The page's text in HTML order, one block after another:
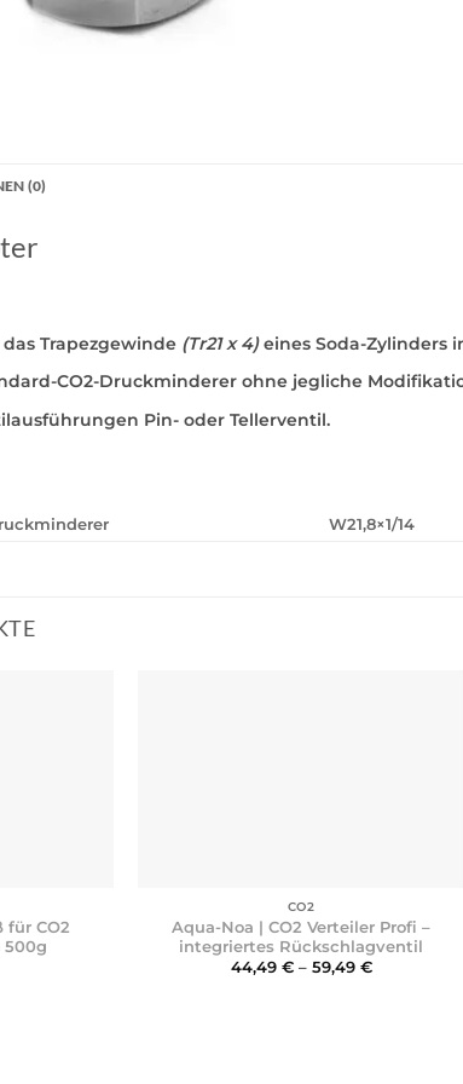
(0)
Trapezgewinde (Tr21 x 4)eines Soda-Zylinders
CO2-Druckminderer ohne jegliche
Pin- oder Tellerventil.
W21,8×1/14
für CO2
500g
CO2
Aqua-Noa | CO2 Verteiler Profi –
integriertes Rückschlagventil
44,49 € – 59,49 €